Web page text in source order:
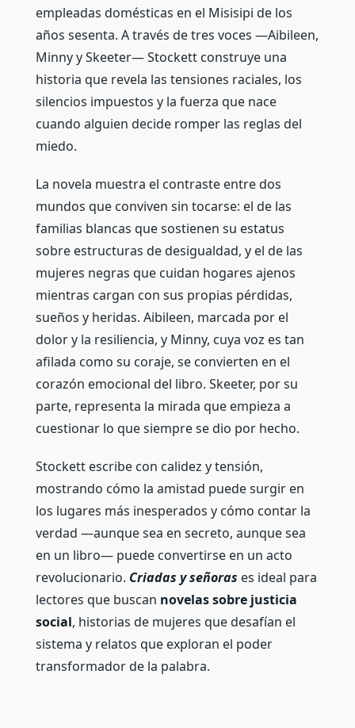
empleadas domésticas en el Misisipi de los
años sesenta. A través de tres voces —Aibileen,
Minny y Skeeter— Stockett construye una
historia que revela las tensiones raciales, los
silencios impuestos y la fuerza que nace
cuando alguien decide romper las reglas del
miedo.
La novela muestra el contraste entre dos
mundos que conviven sin tocarse: el de las
familias blancas que sostienen su estatus
sobre estructuras de desigualdad, y el de las
mujeres negras que cuidan hogares ajenos
mientras cargan con sus propias pérdidas,
sueños y heridas. Aibileen, marcada por el
dolor y la resiliencia, y Minny, cuya voz es tan
afilada como su coraje, se convierten en el
corazón emocional del libro. Skeeter, por su
parte, representa la mirada que empieza a
cuestionar lo que siempre se dio por hecho.
Stockett escribe con calidez y tensión,
mostrando cómo la amistad puede surgir en
los lugares más inesperados y cómo contar la
verdad —aunque sea en secreto, aunque sea
en un libro— puede convertirse en un acto
revolucionario. Criadas y señoras es ideal para
lectores que buscan novelas sobre justicia
social, historias de mujeres que desafían el
sistema y relatos que exploran el poder
transformador de la palabra.